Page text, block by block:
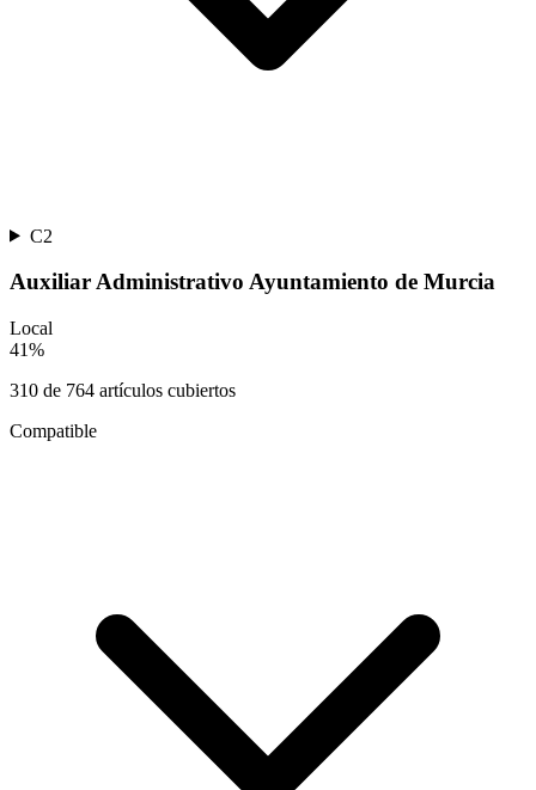
C2
Auxiliar Administrativo Ayuntamiento de Murcia
Local
41%
310 de 764 artículos cubiertos
Compatible